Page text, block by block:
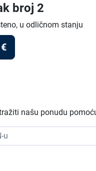
broj 2
u odličnom stanju
€
našu ponudu